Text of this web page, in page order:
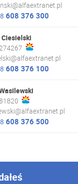
608 376 300
608 376 100
608 376 500